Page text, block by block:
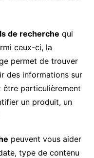
de recherche qui
ceux-ci, la
permet de trouver
des informations sur
être particulièrement
un produit, un
peuvent vous aider
type de contenu